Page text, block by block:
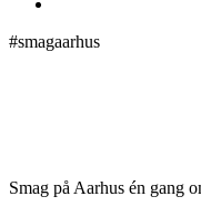
#smagaarhus
Smag på Aarhus én gang